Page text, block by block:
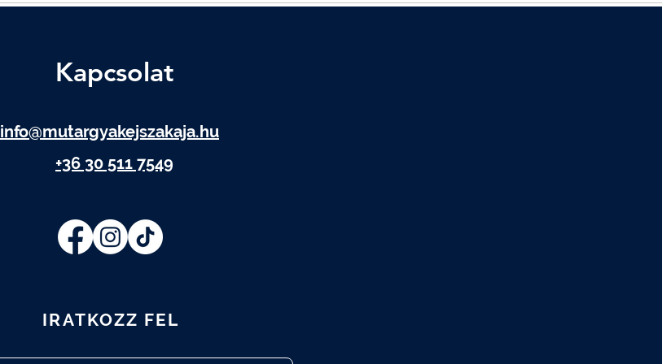
Kapcsolat
info@mutargyakejszakaja.hu
+36 30 511 7549
IRATKOZZ FEL